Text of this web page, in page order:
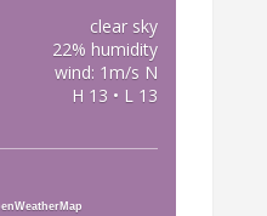
clear sky
22% humidity
wind: 1m/s N
H 13 • L 13